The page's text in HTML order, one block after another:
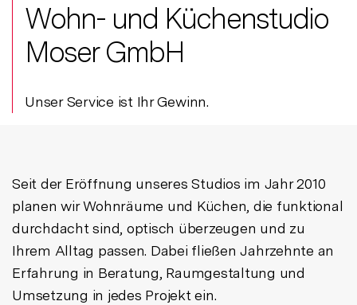
Wohn- und Küchenstudio
Moser GmbH
Unser Service ist Ihr Gewinn.
Seit der Eröffnung unseres Studios im Jahr 2010
planen wir Wohnräume und Küchen, die funktional
durchdacht sind, optisch überzeugen und zu
Ihrem Alltag passen. Dabei fließen Jahrzehnte an
Erfahrung in Beratung, Raumgestaltung und
Umsetzung in jedes Projekt ein.